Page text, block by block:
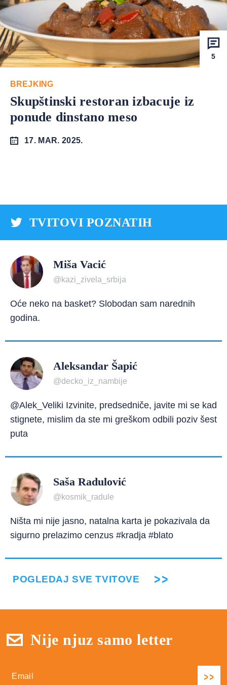
5
BREJKING
Skupštinski restoran izbacuje iz
ponude dinstano meso
17. MAR. 2025.
TVITOVI POZNATIH
Miša Vacić
@kazi_zivela_srbija
Oće neko na basket? Slobodan sam narednih
godina.
Aleksandar Šapić
@decko_iz_nambije
@Alek_Veliki Izvinite, predsedniče, javite mi se kad
stignete, mislim da ste mi greškom odbili poziv šest
puta
Saša Radulović
@kosmik_radule
Ništa mi nije jasno, natalna karta je pokazivala da
sigurno prelazimo cenzus #kradja #blato
POGLEDAJ SVE TVITOVE
Nije njuz samo letter